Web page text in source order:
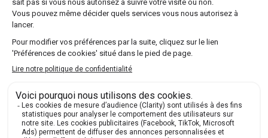
Réponses aux questions
posées par nos futurs élèves
🔍